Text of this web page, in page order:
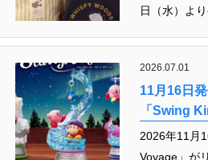
日（水）よ
2026.07.01
11月16日
「Swing
2026年11月
Voyage」が